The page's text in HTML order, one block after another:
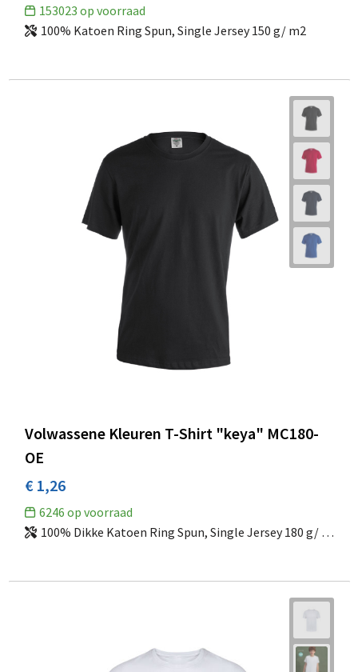
153023 op voorraad
100% Katoen Ring Spun, Single Jersey 150 g/ m2
Volwassene Kleuren T-Shirt "keya" MC180-
OE
€ 1,26
6246 op voorraad
100% Dikke Katoen Ring Spun, Single Jersey 180 g/ m2